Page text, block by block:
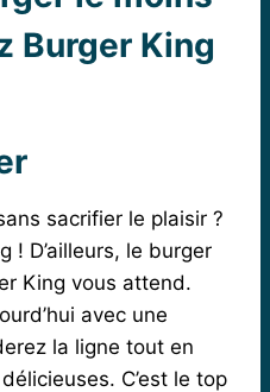
Burger King
sacrifier le plaisir ?
! D’ailleurs, le burger
King vous attend.
avec une
la ligne tout en
C’est le top